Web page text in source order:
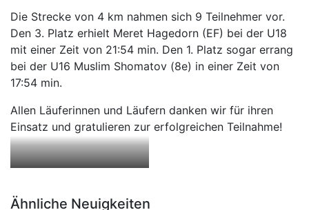
Die Strecke von 4 km nahmen sich 9 Teilnehmer vor.
Den 3. Platz erhielt Meret Hagedorn (EF) bei der U18
mit einer Zeit von 21:54 min. Den 1. Platz sogar errang
bei der U16 Muslim Shomatov (8e) in einer Zeit von
17:54 min.
Allen Läuferinnen und Läufern danken wir für ihren
Einsatz und gratulieren zur erfolgreichen Teilnahme!
Ähnliche Neuigkeiten